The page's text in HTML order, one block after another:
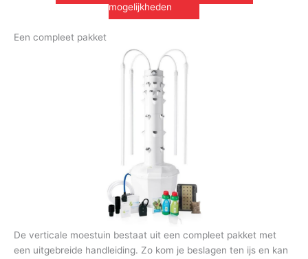
mogelijkheden
Een compleet pakket
De verticale moestuin bestaat uit een compleet pakket met
een uitgebreide handleiding. Zo kom je beslagen ten ijs en kan